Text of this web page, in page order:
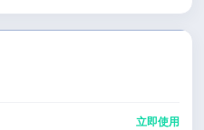
立即使用